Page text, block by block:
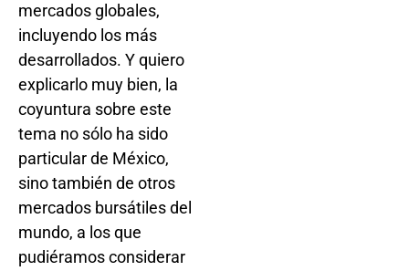
mercados globales,
incluyendo los más
desarrollados. Y quiero
explicarlo muy bien, la
coyuntura sobre este
tema no sólo ha sido
particular de México,
sino también de otros
mercados bursátiles del
mundo, a los que
pudiéramos considerar